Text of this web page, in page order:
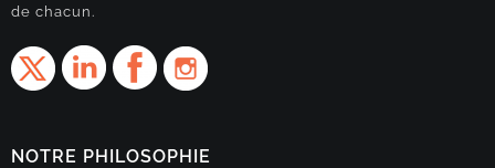
de chacun.
NOTRE PHILOSOPHIE